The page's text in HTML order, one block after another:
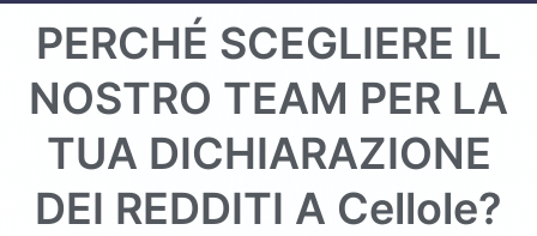
PERCHÉ SCEGLIERE IL
NOSTRO TEAM PER LA
TUA DICHIARAZIONE
DEI REDDITI A Cellole?